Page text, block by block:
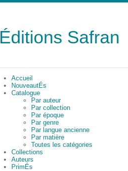
Éditions Safran
Accueil
NouveautÉs
Catalogue
Par auteur
Par collection
Par époque
Par genre
Par langue ancienne
Par matière
Toutes les catégories
Collections
Auteurs
PrimÉs